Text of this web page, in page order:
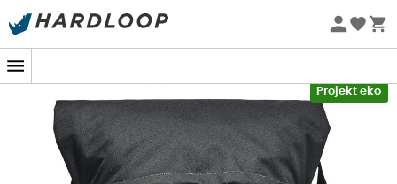
Letnie promocje 🔥 -5% DODATKOWO przy zakupie 2
Projekt eko